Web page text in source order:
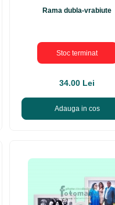
Rama dubla-vrabiute
Stoc terminat
34.00 Lei
Adauga in cos